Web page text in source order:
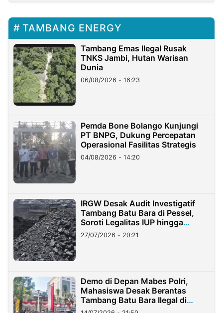
TAMBANG ENERGY
Tambang Emas Ilegal Rusak
TNKS Jambi, Hutan Warisan
Dunia
06/08/2026 - 16:23
Pemda Bone Bolango Kunjungi
PT BNPG, Dukung Percepatan
Operasional Fasilitas Strategis
04/08/2026 - 14:20
IRGW Desak Audit Investigatif
Tambang Batu Bara di Pessel,
Soroti Legalitas IUP hingga
Stockpile
27/07/2026 - 20:21
Demo di Depan Mabes Polri,
Mahasiswa Desak Berantas
Tambang Batu Bara Ilegal di
Lampung